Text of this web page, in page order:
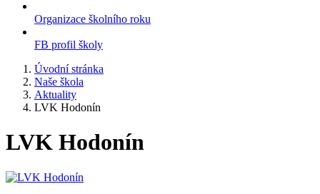
Organizace školního roku
FB profil školy
Úvodní stránka
Naše škola
Aktuality
LVK Hodonín
LVK Hodonín